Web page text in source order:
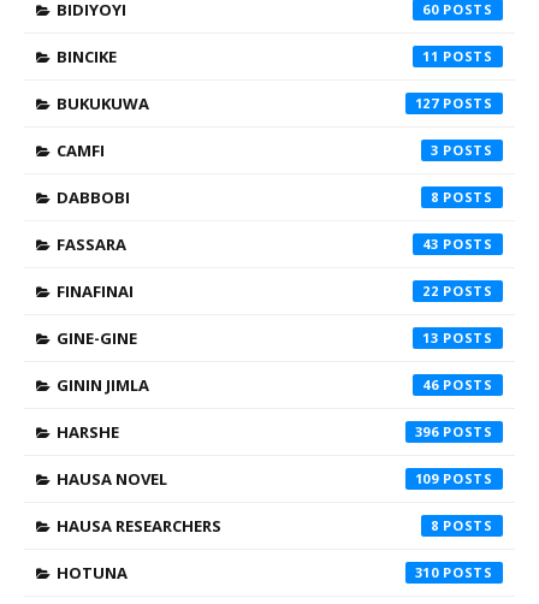
BIDIYOYI 60
BINCIKE 11
BUKUKUWA 127
CAMFI 3
DABBOBI 8
FASSARA 43
FINAFINAI 22
GINE-GINE 13
GININ JIMLA 46
HARSHE 396
HAUSA NOVEL 109
HAUSA RESEARCHERS 8
HOTUNA 310